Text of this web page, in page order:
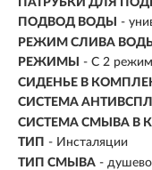
ПАТРУБКИ ДЛЯ
ПОДВОД ВОДЫ
-
РЕЖИМ СЛИВА
РЕЖИМЫ
- С 2
СИДЕНЬЕ В
СИСТЕМА
СИСТЕМА СМЫВА В
ТИП - Инсталяции
ТИП СМЫВА -